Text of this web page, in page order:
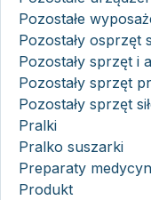
Pozostałe
Pozostały osprzęt
Pozostały sprzęt i
Pozostały sprzęt
Pozostały sprzęt
Pralki
Pralko suszarki
Preparaty
Produkt